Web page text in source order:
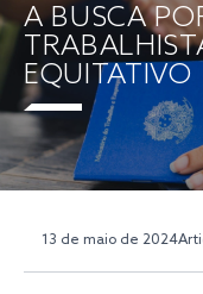
A BUSCA
EQUITATIVO
13 de maio de 2024